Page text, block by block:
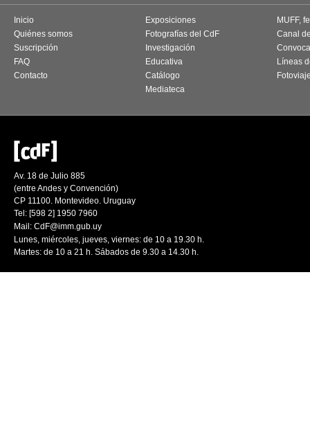
Inicio
Quiénes somos
Suscripción
FAQ
Contacto
Exposiciones
Fotografías del CdF
Investigación
Educativa
Catálogo
Mediateca
MUFF,
Canal
Líneas
Av. 18 de Julio 885
(entre Andes y Convención)
CP 11100. Montevideo. Uruguay
Tel: [598 2] 1950 7960
Mail: CdF@imm.gub.uy
Lunes, miércoles, jueves, viernes: de 10 a 19.30 h.
Martes: de 10 a 21 h. Sábados de 9.30 a 14.30 h.